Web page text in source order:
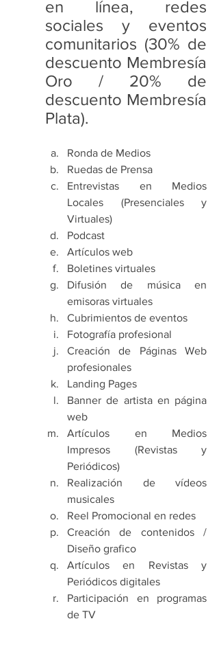
en línea, redes
sociales y eventos
comunitarios (30% de
descuento Membresía
Oro / 20% de
descuento Membresía
Plata).
Ronda de Medios
Ruedas de Prensa
Entrevistas en Medios
Locales (Presenciales y
Virtuales)
Podcast
Artículos web
Boletines virtuales
Difusión de música en
emisoras virtuales
Cubrimientos de eventos
Fotografía profesional
Creación de Páginas Web
profesionales
Landing Pages
Banner de artista en página
web
Artículos en Medios
Impresos (Revistas y
Periódicos)
Realización de vídeos
musicales
Reel Promocional en redes
Creación de contenidos /
Diseño grafico
Artículos en Revistas y
Periódicos digitales
Participación en programas
de TV